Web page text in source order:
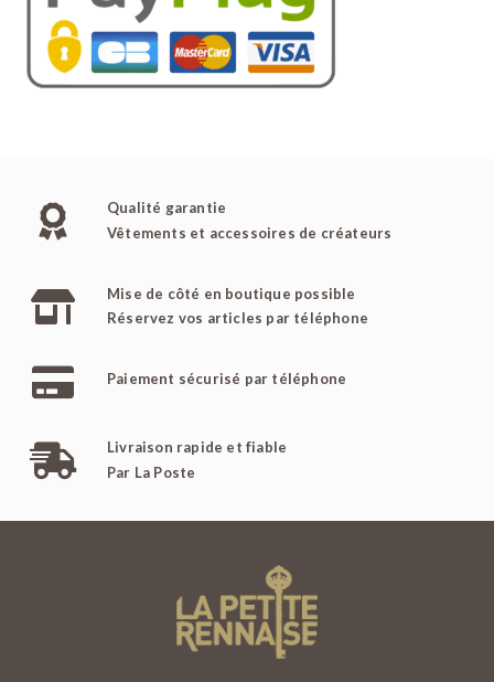
Qualité garantie
Vêtements et accessoires de créateurs
Mise de côté en boutique possible
Réservez vos articles par téléphone
Paiement sécurisé par téléphone
Livraison rapide et fiable
Par La Poste